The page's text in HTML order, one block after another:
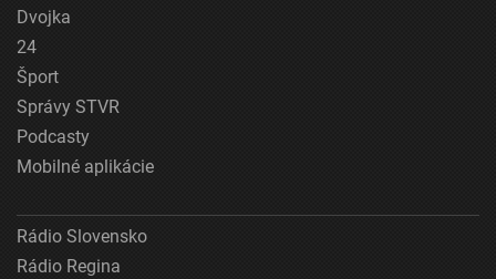
Dvojka
24
Šport
Správy STVR
Podcasty
Mobilné aplikácie
Rádio Slovensko
Rádio Regina